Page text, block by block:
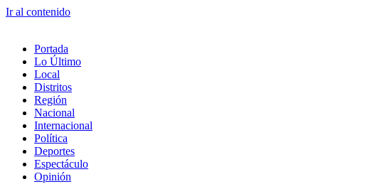
Ir al contenido
Portada
Lo Último
Local
Distritos
Región
Nacional
Internacional
Política
Deportes
Espectáculo
Opinión